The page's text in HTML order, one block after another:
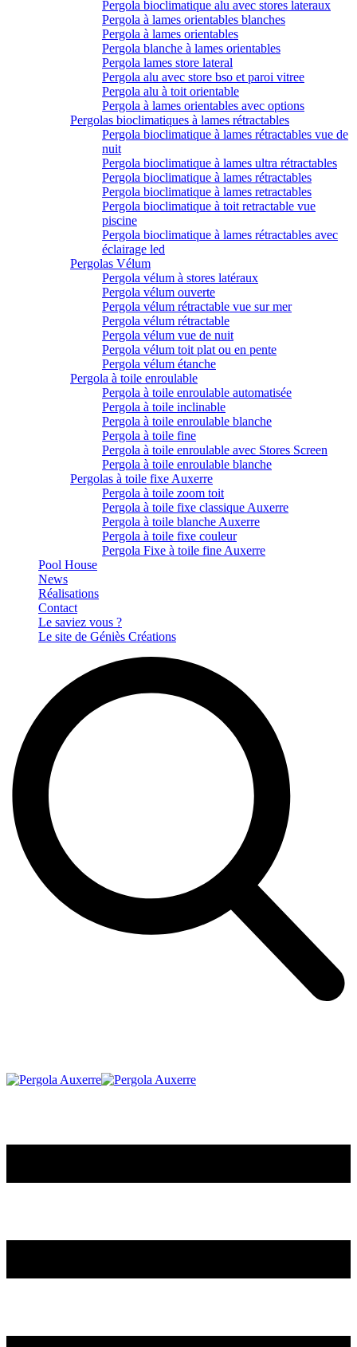
Pergola bioclimatique alu avec stores lateraux
Pergola à lames orientables blanches
Pergola à lames orientables
Pergola blanche à lames orientables
Pergola lames store lateral
Pergola alu avec store bso et paroi vitree
Pergola alu à toit orientable
Pergola à lames orientables avec options
Pergolas bioclimatiques à lames rétractables
Pergola bioclimatique à lames rétractables vue de
nuit
Pergola bioclimatique à lames ultra rétractables
Pergola bioclimatique à lames rétractables
Pergola bioclimatique à lames retractables
Pergola bioclimatique à toit retractable vue
piscine
Pergola bioclimatique à lames rétractables avec
éclairage led
Pergolas Vélum
Pergola vélum à stores latéraux
Pergola vélum ouverte
Pergola vélum rétractable vue sur mer
Pergola vélum rétractable
Pergola vélum vue de nuit
Pergola vélum toit plat ou en pente
Pergola vélum étanche
Pergola à toile enroulable
Pergola à toile enroulable automatisée
Pergola à toile inclinable
Pergola à toile enroulable blanche
Pergola à toile fine
Pergola à toile enroulable avec Stores Screen
Pergola à toile enroulable blanche
Pergolas à toile fixe Auxerre
Pergola à toile zoom toit
Pergola à toile fixe classique Auxerre
Pergola à toile blanche Auxerre
Pergola à toile fixe couleur
Pergola Fixe à toile fine Auxerre
Pool House
News
Réalisations
Contact
Le saviez vous ?
Le site de Géniès Créations